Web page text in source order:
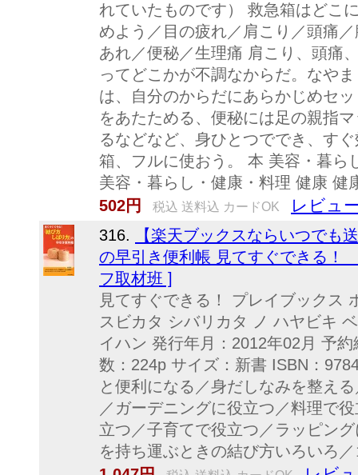
れていたものです） 救急箱はどこ
めよう／目の疲れ／肩こり／頭痛
あれ／便秘／生理痛 肩こり、頭痛
ってどこかが不調なからだ。なや
は、自分のからだにあらかじめセ
をあたためる、便秘には足の親指
るなどなど、身ひとつででき、す
箱、フルに使おう。 本 美容・暮ら
美容・暮らし・健康・料理 健康 健
502円
税込 送料込 カードOK レビュ
316.
【楽天ブックスならいつでも
の早引き便利帳 見てすぐできる！
フ取材班 ]
見てすぐできる！ プレイブックス
スビカタ シバリカタ ノ ハヤビキ
イハン 発行年月：2012年02月 予
数：224p サイズ：新書 ISBN：
と便利になる／身だしなみを整え
／ガーデニングに役立つ／料理で
立つ／子育てで役立つ／ラッピン
を持ち運ぶときの結び方いろいろ